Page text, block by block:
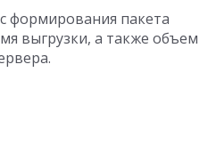
формирования пакета
выгрузки, а также объем